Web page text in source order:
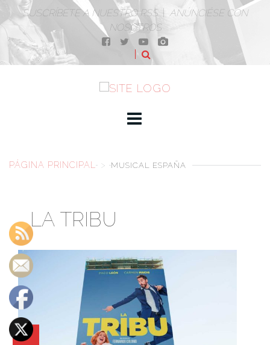
SUSCRÍBETE A NUESTRO RSS| ANÚNCIÉSE CON
NOSOTROS
PÁGINA PRINCIPAL > MUSICAL ESPAÑA
LA TRIBU
0